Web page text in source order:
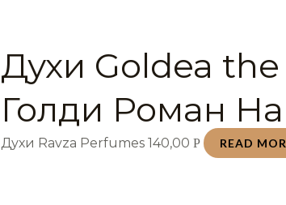
Духи Goldea
Голди Роман
Духи Ravza Perfumes140,00Р READ